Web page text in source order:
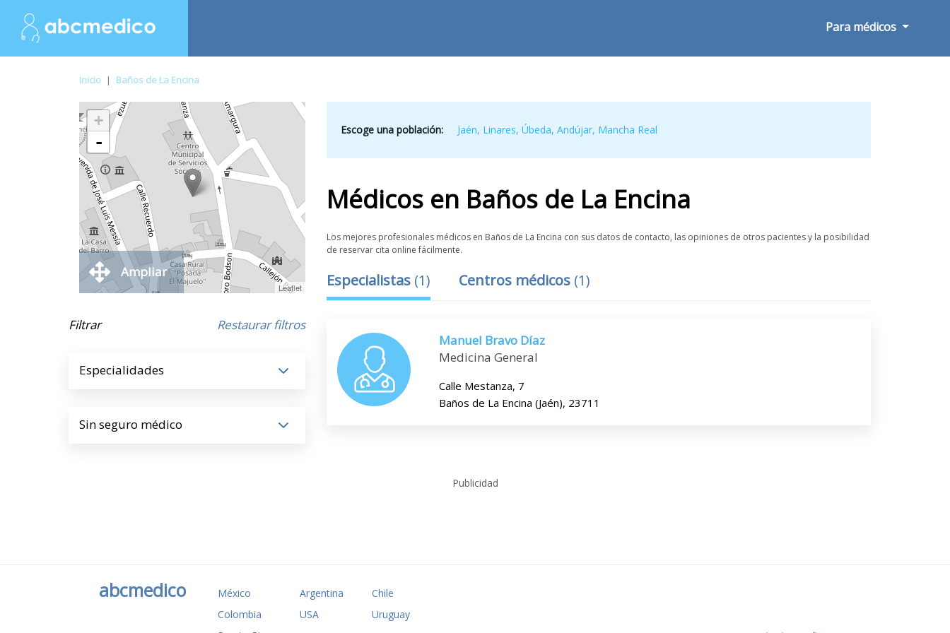
Para médicos
Inicio | Baños de La Encina
+
-
Leaflet
Ampliar
Filtrar Restaurar filtros
Especialidades
Sin seguro médico
Escoge una población: Jaén, Linares,Úbeda,Andújar, Mancha Real
Médicos en Baños de La Encina
Los mejores profesionales médicos en Baños de La Encina con sus datos de contacto, las opiniones de otros pacientes y la posibilidad
de reservar cita online fácilmente.
Especialistas (1) Centros médicos (1)
Manuel Bravo Díaz
Medicina General
Calle Mestanza, 7
Baños de La Encina (Jaén), 23711
Publicidad
abcmedico México Argentina
Chile
Colombia
USA
Uruguay